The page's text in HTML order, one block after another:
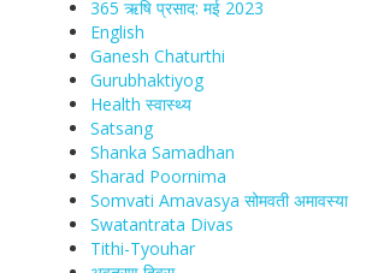
365 ऋषि प्रसाद: मई 2023
English
Ganesh Chaturthi
Gurubhaktiyog
Health स्वास्‍थ्‍य
Satsang
Shanka Samadhan
Sharad Poornima
Somvati Amavasya सोमवती अमावस्या
Swatantrata Divas
Tithi-Tyouhar